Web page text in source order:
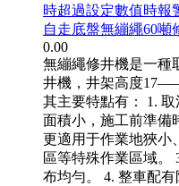
時超過設定數值時報
自走底盤無繃繩60噸
0.00
無繃繩修井機是一種
井機，井架高度
其主要特點有： 1.
面積小，施工前準備
更適用于作業地狹小
區等特殊作業區域。
布均勻。 4. 整車配